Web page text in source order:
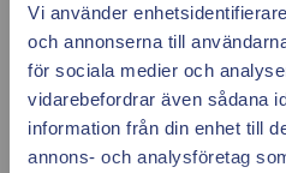
Vi använder
och annonserna till
för sociala medier och
vidarebefordrar även sådana
information från din enhet till
annons- och analysföretag
april 2025
mars 2025
februari 2025